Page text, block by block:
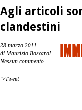
Agli articoli
clandestini
28 marzo 2011
di Maurizio Boscarol
Nessun commento
">Tweet